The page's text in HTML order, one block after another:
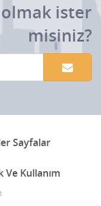
ister
misiniz?
Sayfalar
Ve Kullanım